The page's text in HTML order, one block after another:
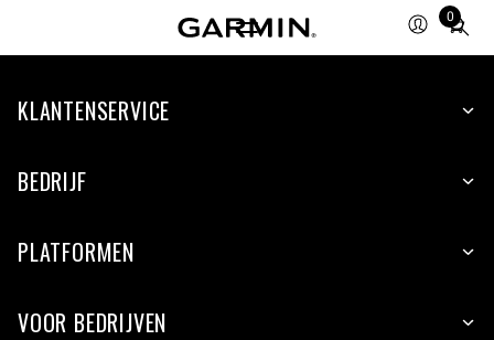
0
Total
items
cart:
KLANTENSERVICE
BEDRIJF
PLATFORMEN
VOOR BEDRIJVEN